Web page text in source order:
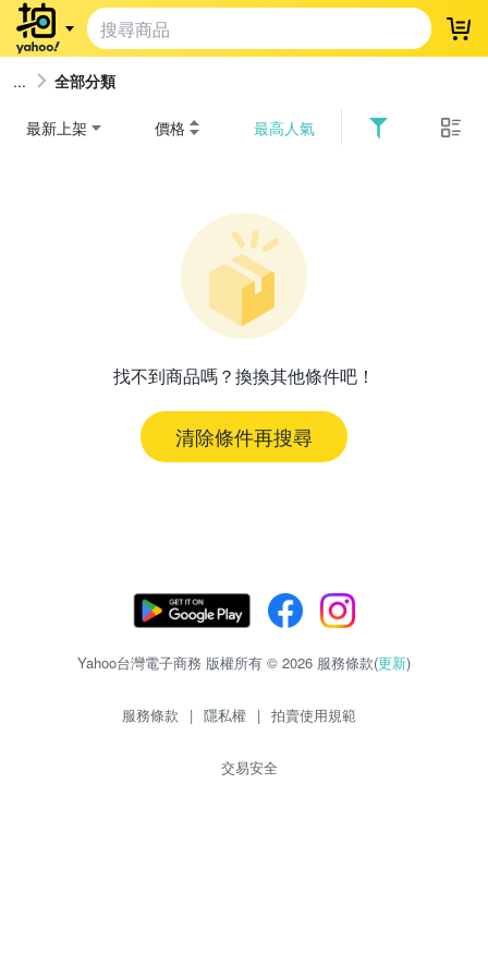
登
全部分類
最新上架 價格 最高人氣
找不到商品嗎？換換其他條件吧！
清除條件再搜尋
Yahoo台灣電子商務 版權所有 © 2026 服務條款(更新)
服務條款 | 隱私權 | 拍賣使用規範
交易安全